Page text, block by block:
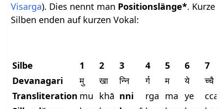
Visarga). Dies nennt man Positionslänge*. Kurze
Silben enden auf kurzen Vokal:
Silbe 1 2 3 4 5 6
7
Devanagari
मु खा न्नि र्ग म ये
च्चै
Transliteration mu khā nni rga ma ye